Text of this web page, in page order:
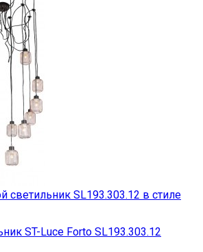
ST-Luce Forto SL193.303.12